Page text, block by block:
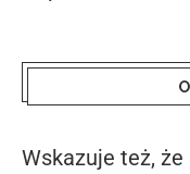
Wskazuje też,